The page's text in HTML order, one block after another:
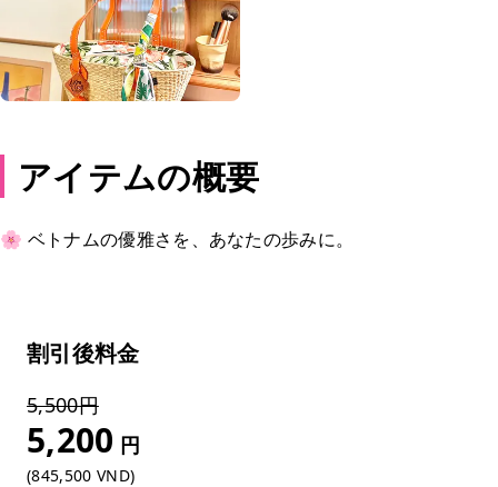
アイテムの概要
🌸 ベトナムの優雅さを、あなたの歩みに。
割引後料金5% OFF
5,500円
5,200 円
(845,500 VND)